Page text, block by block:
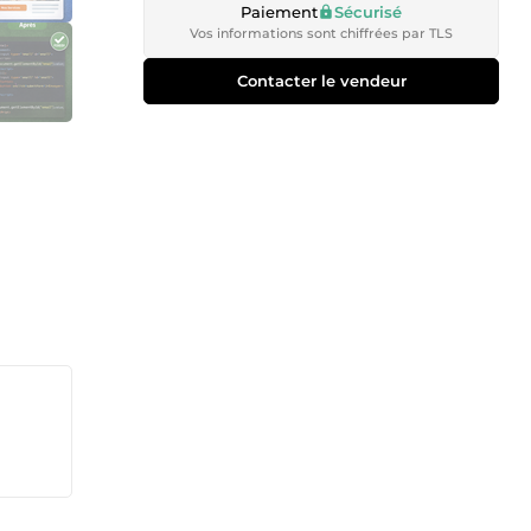
Paiement Sécurisé
Vos informations sont chiffrées par TLS
Contacter le vendeur